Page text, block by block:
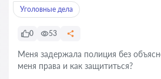
Уголовные дела
0 53
Меня задержала полиция без
меня права и как защититься?